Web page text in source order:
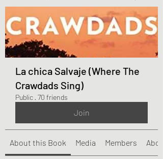
La chica Salvaje (Where The
Crawdads Sing)
Public · 70 friends
Join
About this Book Media Members About